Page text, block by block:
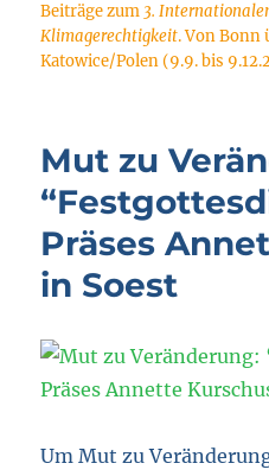
Beiträge zum 3.
Klimagerechtigkeit. Von Bonn
Katowice/Polen (9.9. bis
Mut zu
Präses
in Soest
Um Mut zu